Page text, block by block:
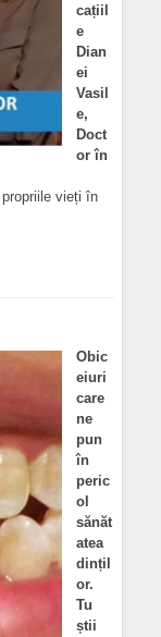
cațiil
e
Dian
ei
Vasil
e,
Doct
or în
vieți în
Obic
eiuri
care
ne
pun
în
peric
ol
sănăt
atea
dințil
or.
Tu
știi